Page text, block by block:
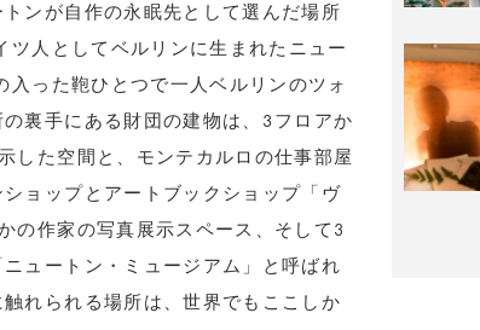
ンが自作の永眠先として選んだ場所
人としてベルリンに生まれたニュー
った鞄ひとつで一人ベルリンのツォ
裏手にある財団の建物は、3フロアか
した空間と、モンテカルロの仕事部屋
ョップとアートブックショップ「ヴ
の作家の写真展示スペース、そして3
ュートン・ミュージアム」と呼ばれ
れられる場所は、世界でもここしか